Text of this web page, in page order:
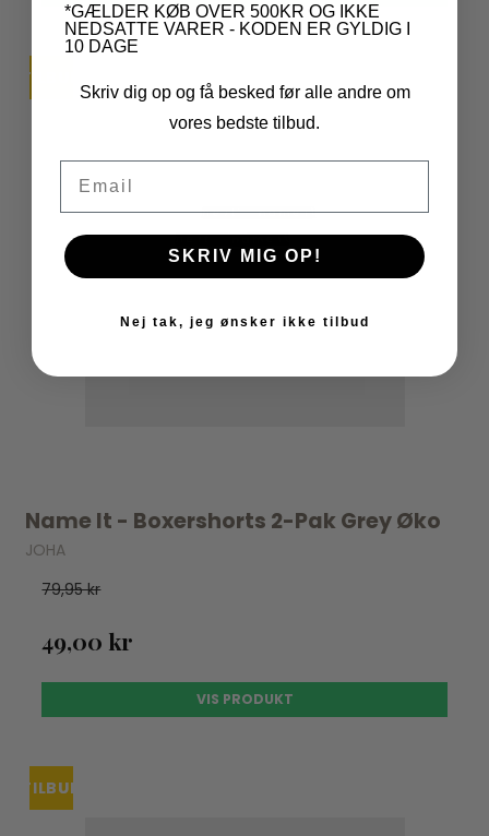
TILBUD
Name It - Boxershorts 2-Pak Grey Øko
JOHA
79,95 kr
49,00 kr
VIS PRODUKT
TILBUDUDSOLGT
*GÆLDER KØB OVER 500KR OG IKKE
NEDSATTE VARER - KODEN ER GYLDIG I
10 DAGE
Skriv dig op og få besked før alle andre om
vores bedste tilbud.
SKRIV MIG OP!
Nej tak, jeg ønsker ikke tilbud